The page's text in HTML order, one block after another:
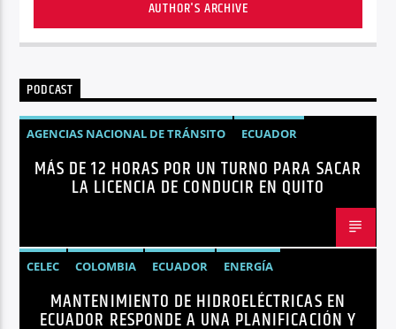
AUTHOR'S ARCHIVE
PODCAST
AGENCIAS NACIONAL DE TRÁNSITO
ECUADOR
LICENCIAS
NOTICIAS
MÁS DE 12 HORAS POR UN TURNO PARA SACAR
LA LICENCIA DE CONDUCIR EN QUITO
CELEC COLOMBIA ECUADOR
ENERGÍA
HIDROELÉCTRICAS
NOTICIAS
MANTENIMIENTO DE HIDROELÉCTRICAS EN
ECUADOR RESPONDE A UNA PLANIFICACIÓN Y